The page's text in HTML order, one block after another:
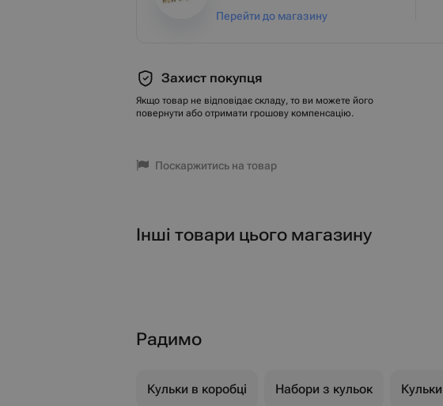
Перейти до магазину
Захист покупця
Якщо товар не відповідає складу, то ви можете його
повернути або отримати грошову компенсацію.
Поскаржитись на товар
Інші товари цього магазину
Радимо
Кульки в коробці Набори з кульок